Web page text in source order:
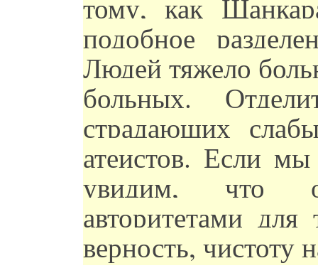
тому, как
подобное
Людей тяжело
больных.
страдающих
атеистов. Если
увидим, что
авторитетами
верность, чистоту